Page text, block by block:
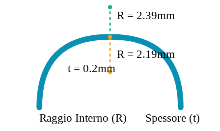
R = 2.19mm
R = 2.39mm
t = 0.2mm
Raggio Interno (R) Spessore (t)